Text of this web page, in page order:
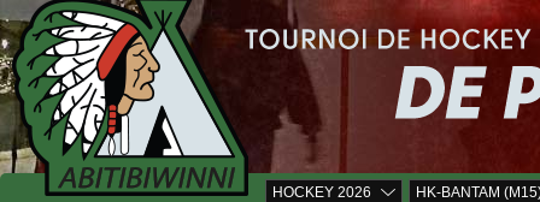
HOCKEY 2026 HK-BANTAM